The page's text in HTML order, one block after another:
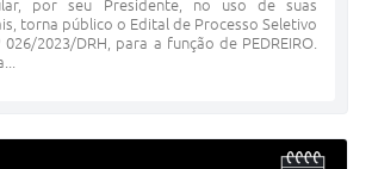
por seu Presidente, no uso de suas
torna público o Edital de Processo Seletivo
2023/DRH, para a função de PEDREIRO.